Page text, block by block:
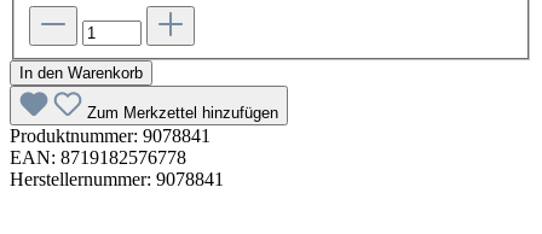
In den Warenkorb
Zum Merkzettel hinzufügen
Produktnummer: 9078841
EAN: 8719182576778
Herstellernummer: 9078841